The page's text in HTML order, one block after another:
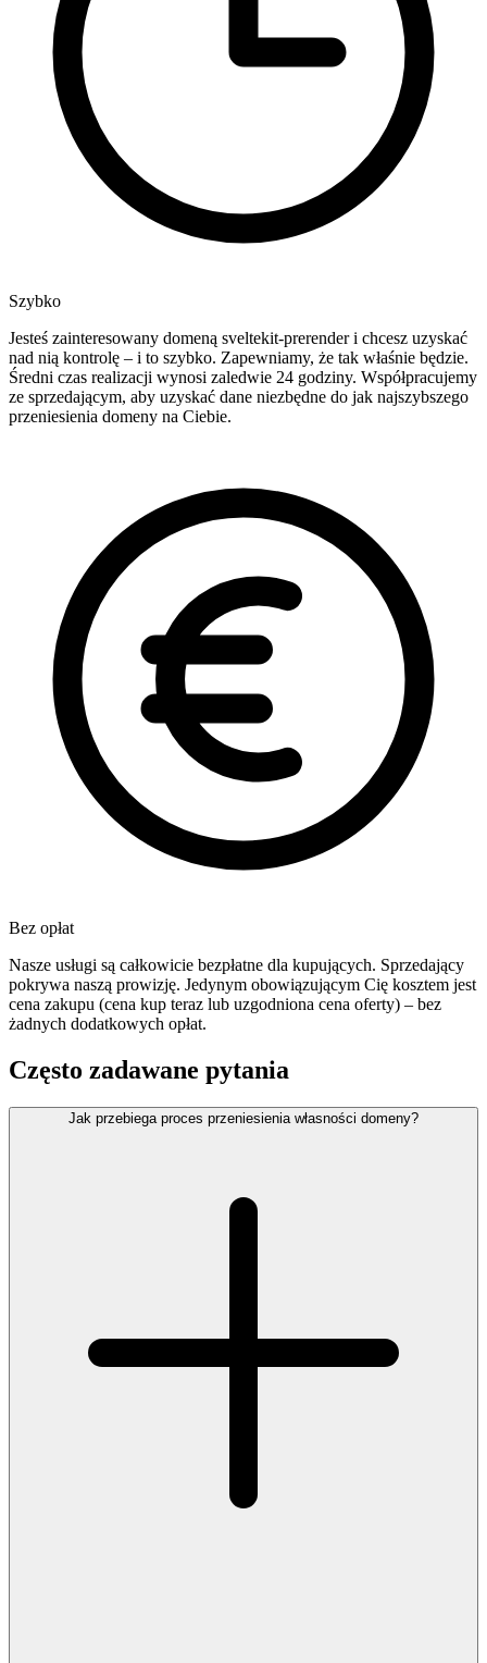
Szybko
Jesteś zainteresowany domeną sveltekit-prerender i chcesz uzyskać
nad nią kontrolę – i to szybko. Zapewniamy, że tak właśnie będzie.
Średni czas realizacji wynosi zaledwie 24 godziny. Współpracujemy
ze sprzedającym, aby uzyskać dane niezbędne do jak najszybszego
przeniesienia domeny na Ciebie.
Bez opłat
Nasze usługi są całkowicie bezpłatne dla kupujących. Sprzedający
pokrywa naszą prowizję. Jedynym obowiązującym Cię kosztem jest
cena zakupu (cena kup teraz lub uzgodniona cena oferty) – bez
żadnych dodatkowych opłat.
Często zadawane pytania
Jak przebiega proces przeniesienia własności domeny?